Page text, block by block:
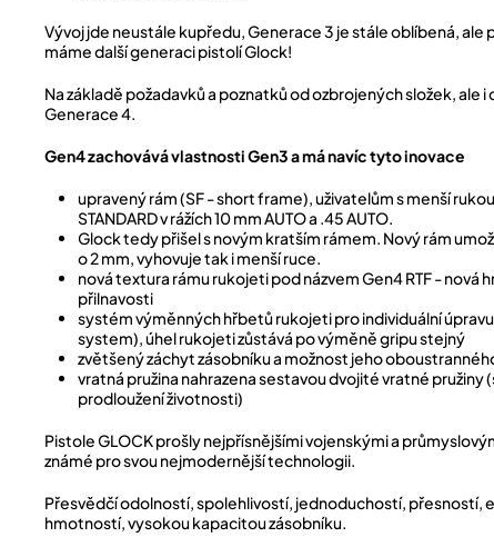
Vývoj jde neustále kupředu, Generace 3 je stále oblíbená,
máme další generaci pistolí Glock!
Na základě požadavků a poznatků od ozbrojených složek, ale i
Generace 4.
Gen4 zachovává vlastnosti Gen3 a má navíc tyto inovace
upravený rám (SF - short frame), uživatelům s menší
STANDARD v rážích 10 mm AUTO a .45 AUTO.
Glock tedy přišel s novým kratším rámem. Nový rám
o 2 mm, vyhovuje tak i menší ruce.
nová textura rámu rukojeti pod názvem Gen4 RTF - nová
přilnavosti
systém výměnných hřbetů rukojeti pro individuální
system), úhel rukojeti zůstává po výměně gripu stejný
zvětšený záchyt zásobníku a možnost jeho
vratná pružina nahrazena sestavou dvojité vratné pružiny
prodloužení životnosti)
Pistole GLOCK prošly nejpřísnějšími vojenskými a
známé pro svou nejmodernější technologii.
Přesvědčí odolností, spolehlivostí, jednoduchostí, přesností,
hmotností, vysokou kapacitou zásobníku.